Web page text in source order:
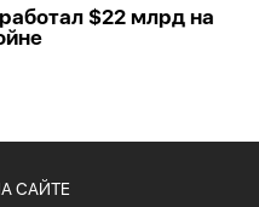
$22 млрд на
САЙТЕ